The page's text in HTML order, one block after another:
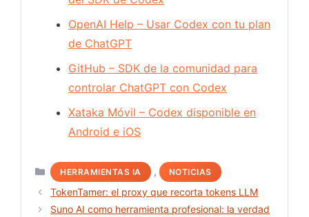
OpenAI Help – Usar Codex con tu plan
de ChatGPT
GitHub – SDK de la comunidad para
controlar ChatGPT con Codex
Xataka Móvil – Codex disponible en
Android e iOS
Categorías
HERRAMIENTAS IA , NOTICIAS
TokenTamer: el proxy que recorta tokens LLM
Suno AI como herramienta profesional: la verdad